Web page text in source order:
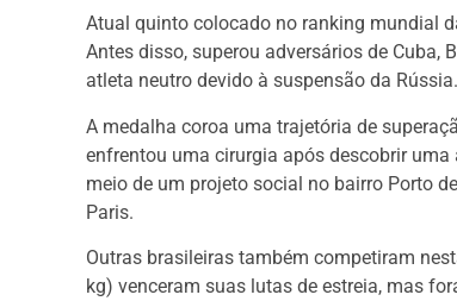
Atual quinto colocado no ranking mundial
Antes disso, superou adversários de Cuba,
atleta neutro devido à suspensão da Rússia.
A medalha coroa uma trajetória de
enfrentou uma cirurgia após descobrir
meio de um projeto social no bairro Porto
Paris.
Outras brasileiras também competiram
kg) venceram suas lutas de estreia, mas